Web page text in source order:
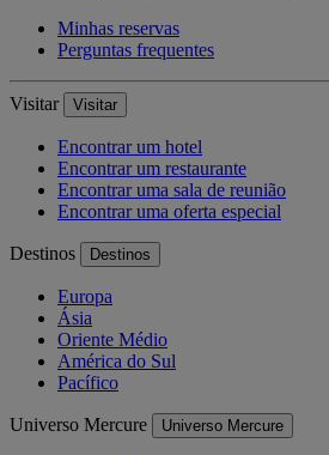
Minhas reservas
Perguntas frequentes
Visitar Visitar
Encontrar um hotel
Encontrar um restaurante
Encontrar uma sala de reunião
Encontrar uma oferta especial
Destinos Destinos
Europa
Ásia
Oriente Médio
América do Sul
Pacífico
Universo Mercure Universo Mercure